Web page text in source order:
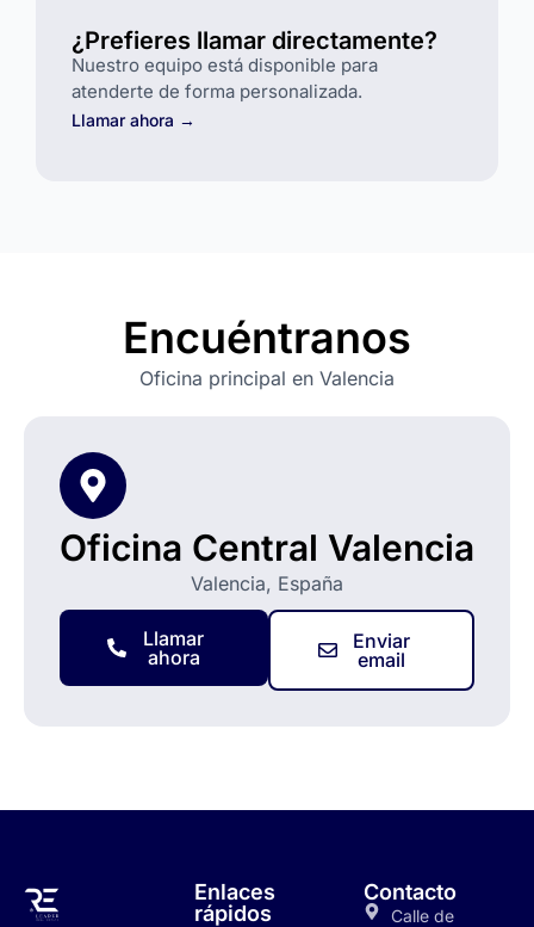
¿Prefieres llamar directamente?
Nuestro equipo está disponible para
atenderte de forma personalizada.
Llamar ahora →
Encuéntranos
Oficina principal en Valencia
Oficina Central Valencia
Valencia, España
Llamar
ahora
Enviar
email
Enlaces
rápidos
Contacto
Calle de